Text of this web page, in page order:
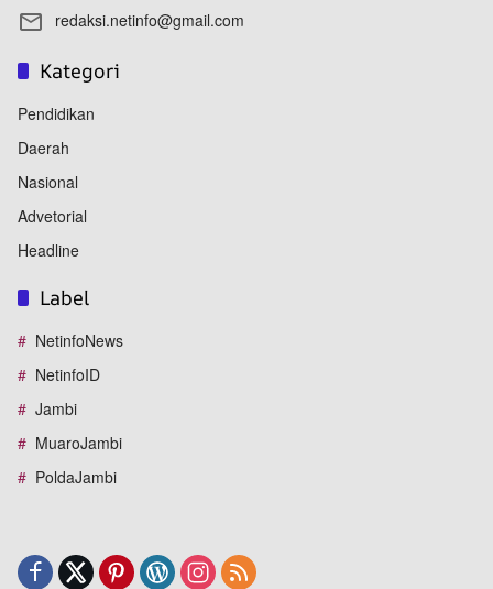
redaksi.netinfo@gmail.com
Kategori
Pendidikan
Daerah
Nasional
Advetorial
Headline
Label
NetinfoNews
NetinfoID
Jambi
MuaroJambi
PoldaJambi